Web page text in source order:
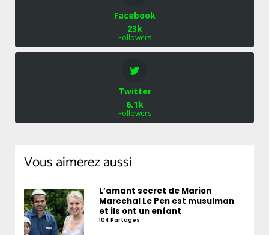
Facebook
23k
Followers
Twitter
6.1k
Followers
Vous aimerez aussi
L’amant secret de Marion
Marechal Le Pen est musulman
et ils ont un enfant
104 Partages